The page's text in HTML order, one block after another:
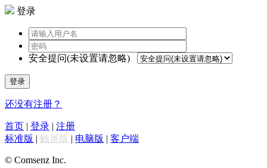
登录
安全提问(未设置请忽略)
登录
还没有注册？
首页 | 登录 | 注册
标准版 | 触屏版 | 电脑版 | 客户端
© Comsenz Inc.